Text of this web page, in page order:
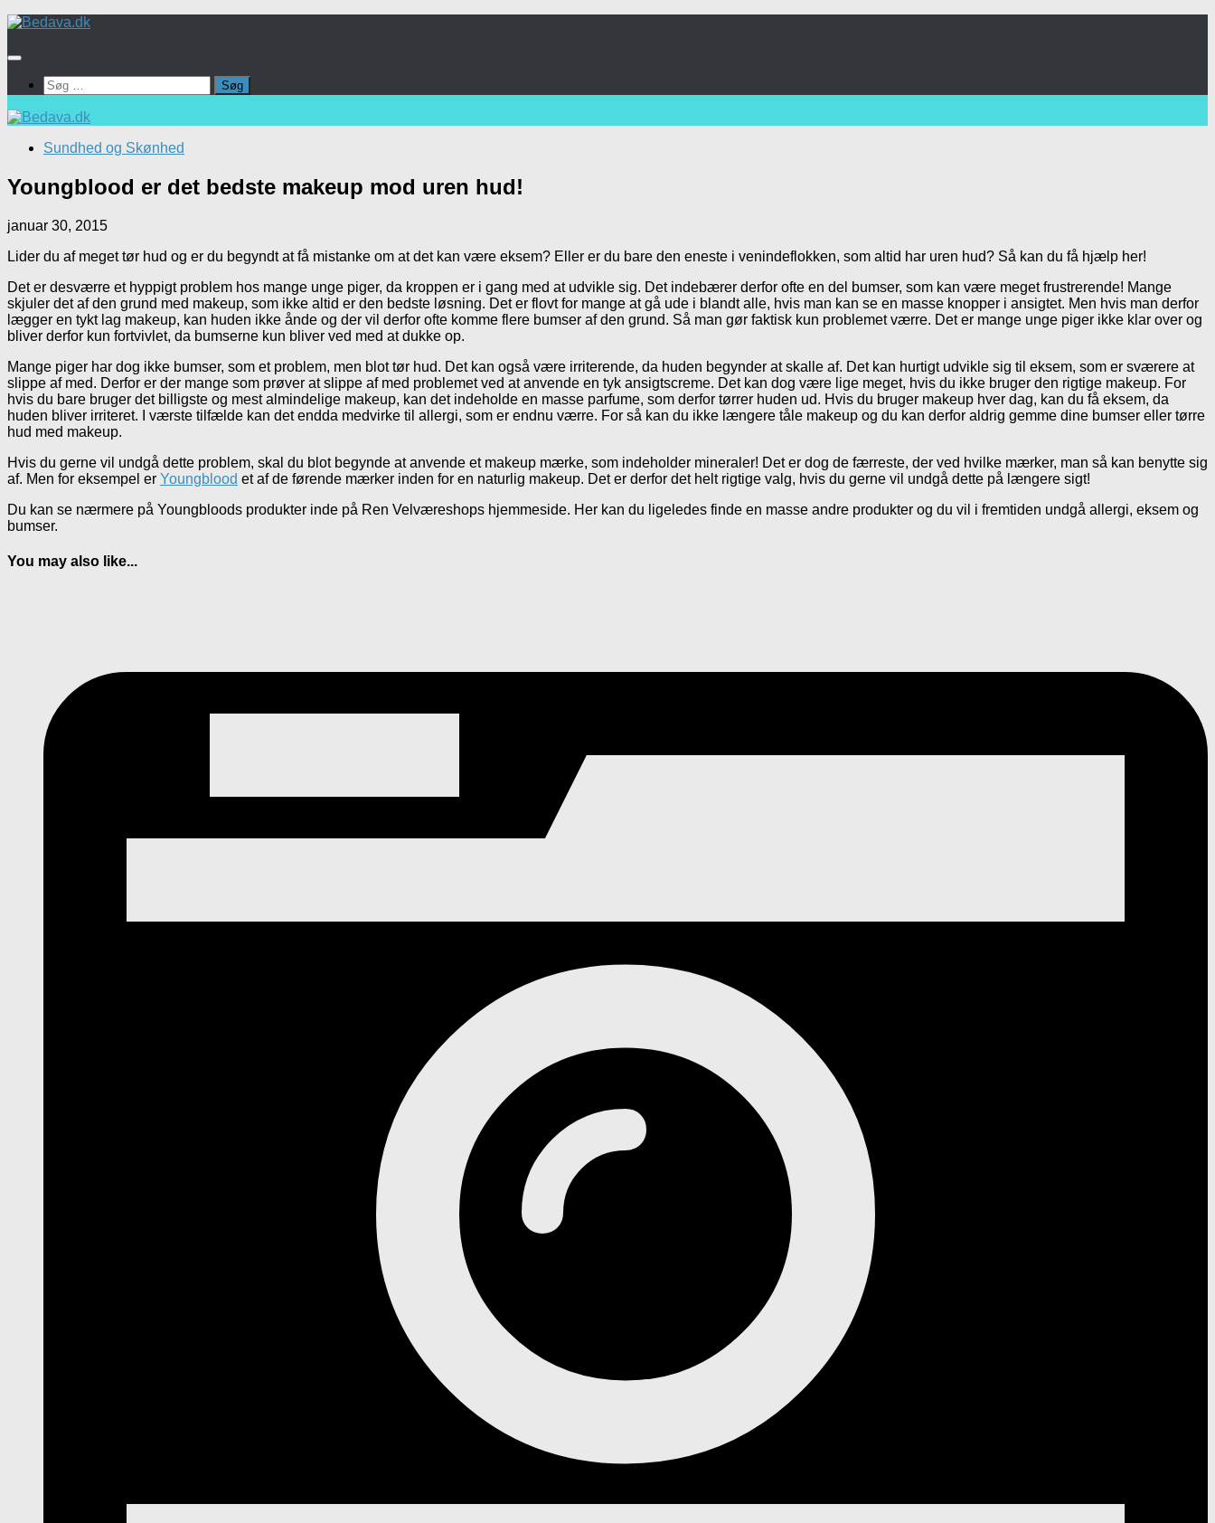
Skip
content
Søg
efter:
Sundhed og Skønhed
Youngblood er det bedste makeup mod uren hud!
januar 30, 2015
Lider du af meget tør hud og er du begyndt at få mistanke om at det kan være eksem? Eller er du bare den eneste i venindeflokken, som altid har uren hud? Så kan du få hjælp her!
Det er desværre et hyppigt problem hos mange unge piger, da kroppen er i gang med at udvikle sig. Det indebærer derfor ofte en del bumser, som kan være meget frustrerende! Mange
skjuler det af den grund med makeup, som ikke altid er den bedste løsning. Det er flovt for mange at gå ude i blandt alle, hvis man kan se en masse knopper i ansigtet. Men hvis man derfor
lægger en tykt lag makeup, kan huden ikke ånde og der vil derfor ofte komme flere bumser af den grund. Så man gør faktisk kun problemet værre. Det er mange unge piger ikke klar over og
bliver derfor kun fortvivlet, da bumserne kun bliver ved med at dukke op.
Mange piger har dog ikke bumser, som et problem, men blot tør hud. Det kan også være irriterende, da huden begynder at skalle af. Det kan hurtigt udvikle sig til eksem, som er sværere at
slippe af med. Derfor er der mange som prøver at slippe af med problemet ved at anvende en tyk ansigtscreme. Det kan dog være lige meget, hvis du ikke bruger den rigtige makeup. For
hvis du bare bruger det billigste og mest almindelige makeup, kan det indeholde en masse parfume, som derfor tørrer huden ud. Hvis du bruger makeup hver dag, kan du få eksem, da
huden bliver irriteret. I værste tilfælde kan det endda medvirke til allergi, som er endnu værre. For så kan du ikke længere tåle makeup og du kan derfor aldrig gemme dine bumser eller tørre
hud med makeup.
Hvis du gerne vil undgå dette problem, skal du blot begynde at anvende et makeup mærke, som indeholder mineraler! Det er dog de færreste, der ved hvilke mærker, man så kan benytte sig
af. Men for eksempel er Youngblood et af de førende mærker inden for en naturlig makeup. Det er derfor det helt rigtige valg, hvis du gerne vil undgå dette på længere sigt!
Du kan se nærmere på Youngbloods produkter inde på Ren Velværeshops hjemmeside. Her kan du ligeledes finde en masse andre produkter og du vil i fremtiden undgå allergi, eksem og
bumser.
You may also like...